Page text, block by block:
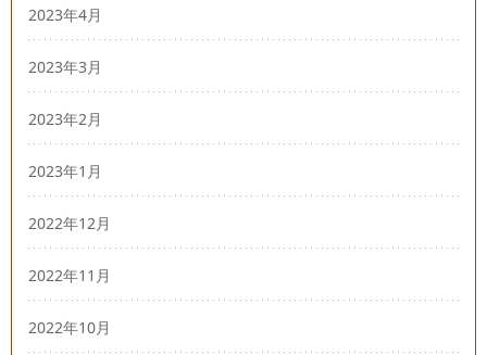
2023年4月
2023年3月
2023年2月
2023年1月
2022年12月
2022年11月
2022年10月